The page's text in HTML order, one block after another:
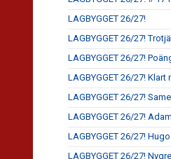
LAGBYGGET 26/27!
LAGBYGGET 26/27!
LAGBYGGET 26/27!
LAGBYGGET 26/27!
LAGBYGGET 26/27!
LAGBYGGET 26/27!
LAGBYGGET 26/27!
LAGBYGGET 26/27!